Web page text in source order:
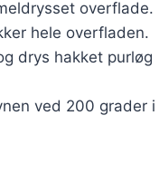
overflade.
hele overfladen.
drys hakket purløg
ved 200 grader i